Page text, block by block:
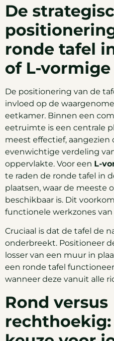
De
ronde tafel
of L-
De positionering van de
invloed op de
eetkamer. Binnen een
eetruimte is een centrale
meest effectief,
evenwichtige verdeling
oppervlakte. Voor een L-
te raden de ronde tafel in
plaatsen, waar de meeste
beschikbaar is. Dit
functionele werkzones
Cruciaal is dat de tafel de
onderbreekt. Positioneer
losser van een muur in
een ronde tafel
wanneer deze vanuit alle
Rond versus